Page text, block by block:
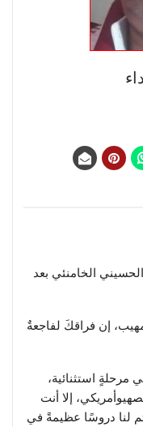
الخامنئي بعد
إن فراقكَ لفاجعةٌ
مرحلةٍ استثنائية،
إلا أنت
لنا دروسًا عظيمةً في